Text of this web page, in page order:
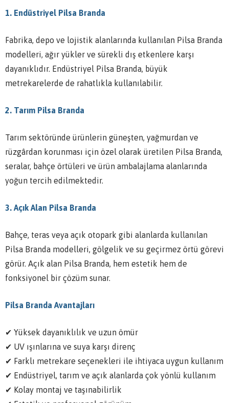
1. Endüstriyel Pilsa Branda
Fabrika, depo ve lojistik alanlarında kullanılan Pilsa Branda
modelleri, ağır yükler ve sürekli dış etkenlere karşı
dayanıklıdır. Endüstriyel Pilsa Branda, büyük
metrekarelerde de rahatlıkla kullanılabilir.
2. Tarım Pilsa Branda
Tarım sektöründe ürünlerin güneşten, yağmurdan ve
rüzgârdan korunması için özel olarak üretilen Pilsa Branda,
seralar, bahçe örtüleri ve ürün ambalajlama alanlarında
yoğun tercih edilmektedir.
3. Açık Alan Pilsa Branda
Bahçe, teras veya açık otopark gibi alanlarda kullanılan
Pilsa Branda modelleri, gölgelik ve su geçirmez örtü görevi
görür. Açık alan Pilsa Branda, hem estetik hem de
fonksiyonel bir çözüm sunar.
Pilsa Branda Avantajları
✔ Yüksek dayanıklılık ve uzun ömür
✔ UV ışınlarına ve suya karşı direnç
✔ Farklı metrekare seçenekleri ile ihtiyaca uygun kullanım
✔ Endüstriyel, tarım ve açık alanlarda çok yönlü kullanım
✔ Kolay montaj ve taşınabilirlik